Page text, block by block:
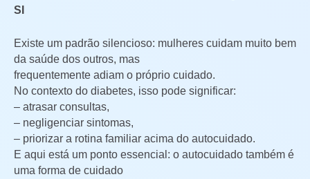
SI
Existe um padrão silencioso: mulheres cuidam muito bem
da saúde dos outros, mas
frequentemente adiam o próprio cuidado.
No contexto do diabetes, isso pode significar:
– atrasar consultas,
– negligenciar sintomas,
– priorizar a rotina familiar acima do autocuidado.
E aqui está um ponto essencial: o autocuidado também é
uma forma de cuidado